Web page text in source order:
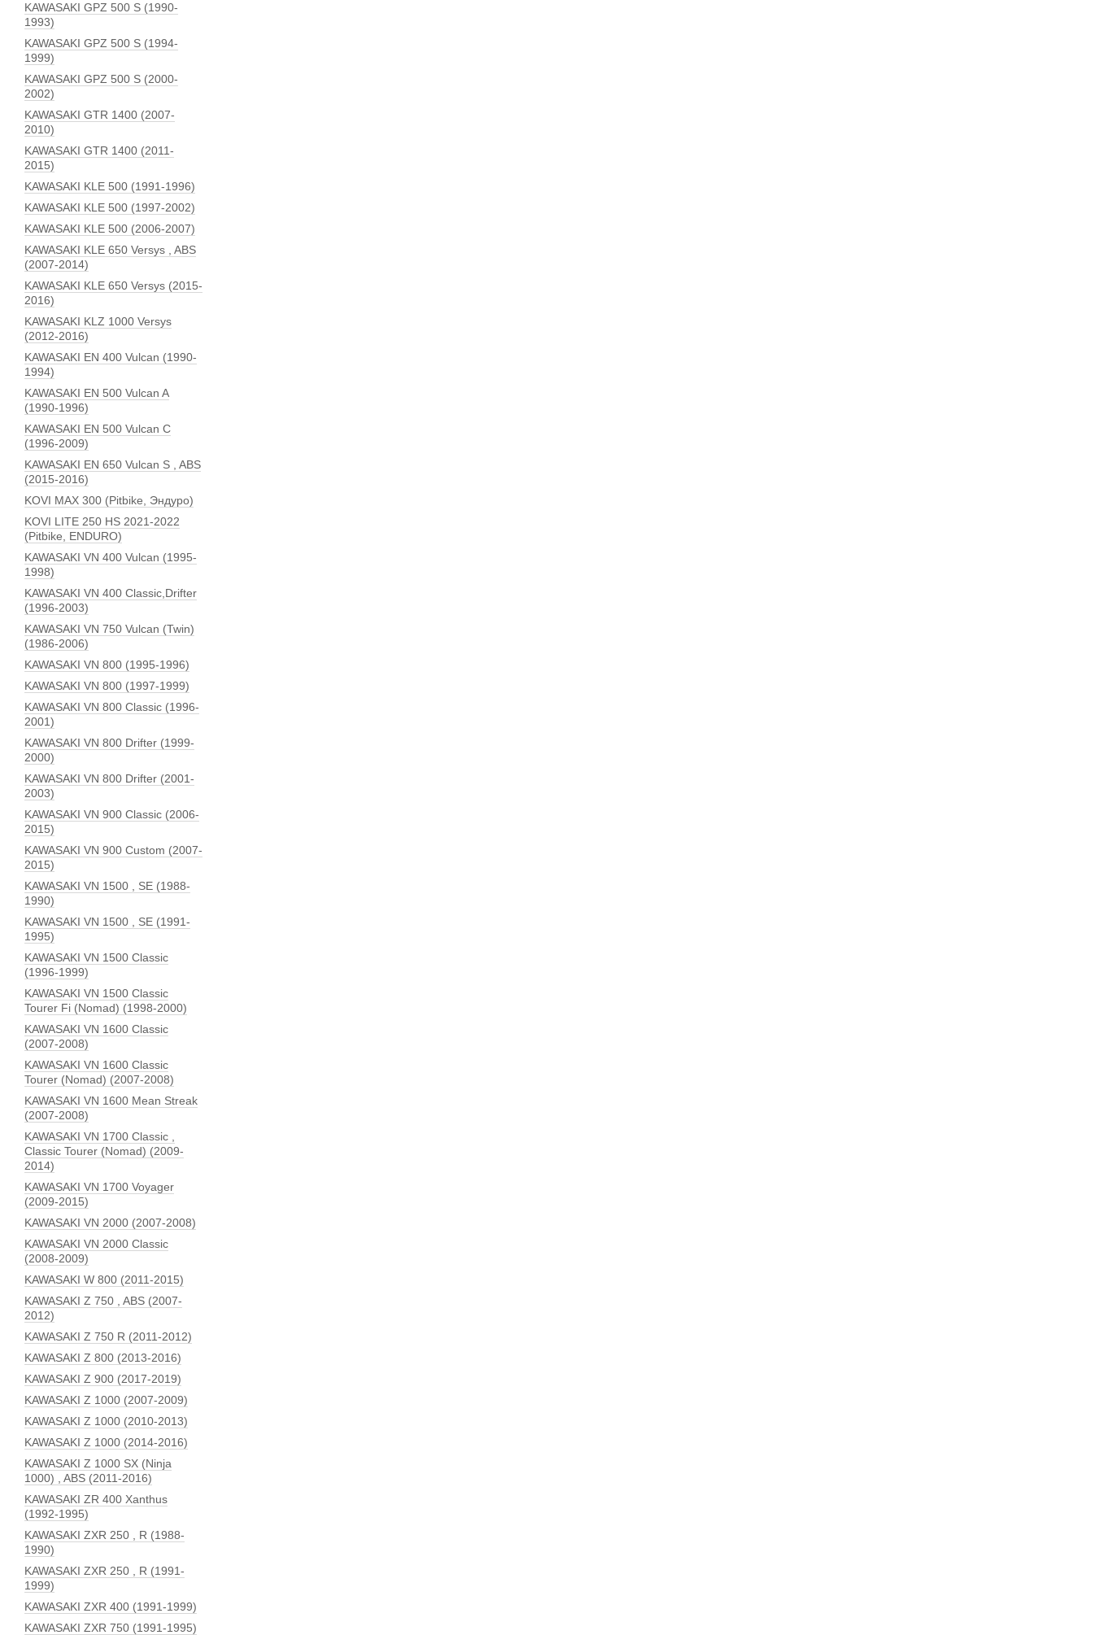
KAWASAKI GPZ 500 S (1990-
1993)
KAWASAKI GPZ 500 S (1994-
1999)
KAWASAKI GPZ 500 S (2000-
2002)
KAWASAKI GTR 1400 (2007-
2010)
KAWASAKI GTR 1400 (2011-
2015)
KAWASAKI KLE 500 (1991-1996)
KAWASAKI KLE 500 (1997-2002)
KAWASAKI KLE 500 (2006-2007)
KAWASAKI KLE 650 Versys , ABS
(2007-2014)
KAWASAKI KLE 650 Versys (2015-
2016)
KAWASAKI KLZ 1000 Versys
(2012-2016)
KAWASAKI EN 400 Vulcan (1990-
1994)
KAWASAKI EN 500 Vulcan A
(1990-1996)
KAWASAKI EN 500 Vulcan C
(1996-2009)
KAWASAKI EN 650 Vulcan S , ABS
(2015-2016)
KOVI MAX 300 (Pitbike, Эндуро)
KOVI LITE 250 HS 2021-2022
(Pitbike, ENDURO)
KAWASAKI VN 400 Vulcan (1995-
1998)
KAWASAKI VN 400 Classic,Drifter
(1996-2003)
KAWASAKI VN 750 Vulcan (Twin)
(1986-2006)
KAWASAKI VN 800 (1995-1996)
KAWASAKI VN 800 (1997-1999)
KAWASAKI VN 800 Classic (1996-
2001)
KAWASAKI VN 800 Drifter (1999-
2000)
KAWASAKI VN 800 Drifter (2001-
2003)
KAWASAKI VN 900 Classic (2006-
2015)
KAWASAKI VN 900 Custom (2007-
2015)
KAWASAKI VN 1500 , SE (1988-
1990)
KAWASAKI VN 1500 , SE (1991-
1995)
KAWASAKI VN 1500 Classic
(1996-1999)
KAWASAKI VN 1500 Classic
Tourer Fi (Nomad) (1998-2000)
KAWASAKI VN 1600 Classic
(2007-2008)
KAWASAKI VN 1600 Classic
Tourer (Nomad) (2007-2008)
KAWASAKI VN 1600 Mean Streak
(2007-2008)
KAWASAKI VN 1700 Classic ,
Classic Tourer (Nomad) (2009-
2014)
KAWASAKI VN 1700 Voyager
(2009-2015)
KAWASAKI VN 2000 (2007-2008)
KAWASAKI VN 2000 Classic
(2008-2009)
KAWASAKI W 800 (2011-2015)
KAWASAKI Z 750 , ABS (2007-
2012)
KAWASAKI Z 750 R (2011-2012)
KAWASAKI Z 800 (2013-2016)
KAWASAKI Z 900 (2017-2019)
KAWASAKI Z 1000 (2007-2009)
KAWASAKI Z 1000 (2010-2013)
KAWASAKI Z 1000 (2014-2016)
KAWASAKI Z 1000 SX (Ninja
1000) , ABS (2011-2016)
KAWASAKI ZR 400 Xanthus
(1992-1995)
KAWASAKI ZXR 250 , R (1988-
1990)
KAWASAKI ZXR 250 , R (1991-
1999)
KAWASAKI ZXR 400 (1991-1999)
KAWASAKI ZXR 750 (1991-1995)